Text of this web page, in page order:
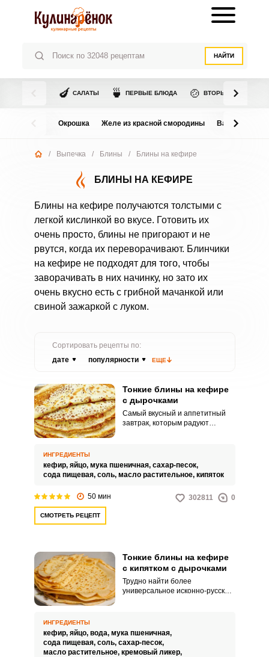
НАЙТИ
🍆 САЛАТЫ 🍵 ПЕРВЫЕ БЛЮДА 🍲 ВТОРЫЕ БЛЮДА
Окрошка Желе из красной смородины Варенье из
/ Выпечка / Блины / Блины на кефире
БЛИНЫ НА КЕФИРЕ
Блины на кефире получаются толстыми с
легкой кислинкой во вкусе. Готовить их
очень просто, блины не пригорают и не
рвутся, когда их переворачивают. Блинчики
на кефире не подходят для того, чтобы
заворачивать в них начинку, но зато их
очень вкусно есть с грибной мачанкой или
свиной зажаркой с луком.
Сортировать рецепты по:
дате
популярности ЕЩЕ
Тонкие блины на кефире
с дырочками
Самый вкусный и аппетитный
завтрак, которым радуют
празднуется Масленица и
повсюду доносится запах
румяных блинчиков.
ИНГРЕДИЕНТЫ
кефир, яйцо, мука пшеничная, сахар-песок,
сода пищевая, соль, масло растительное, кипяток
50 мин 302811 0
СМОТРЕТЬ РЕЦЕПТ
Тонкие блины на кефире
с кипятком с дырочками
Трудно найти более
универсальное исконно-русское
всем, кто их когда-либо
пробовал.
ИНГРЕДИЕНТЫ
кефир, яйцо, вода, мука пшеничная,
сода пищевая, соль, сахар-песок,
масло растительное, кремовый ликер,